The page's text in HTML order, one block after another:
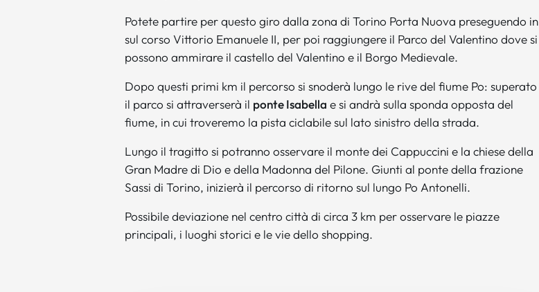
Potete partire per questo giro dalla zona di Torino Porta Nuova preseguendo in
sul corso Vittorio Emanuele II, per poi raggiungere il Parco del Valentino dove si
possono ammirare il castello del Valentino e il Borgo Medievale.
Dopo questi primi km il percorso si snoderà lungo le rive del fiume Po: superato
il parco si attraverserà il ponte Isabella e si andrà sulla sponda opposta del
fiume, in cui troveremo la pista ciclabile sul lato sinistro della strada.
Lungo il tragitto si potranno osservare il monte dei Cappuccini e la chiese della
Gran Madre di Dio e della Madonna del Pilone. Giunti al ponte della frazione
Sassi di Torino, inizierà il percorso di ritorno sul lungo Po Antonelli.
Possibile deviazione nel centro città di circa 3 km per osservare le piazze
principali, i luoghi storici e le vie dello shopping.